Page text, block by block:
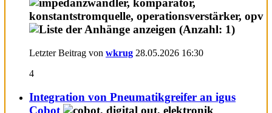
Letzter Beitrag von wkrug 28.05.2026 16:30
4
Integration von Pneumatikgreifer an igus
Cobot